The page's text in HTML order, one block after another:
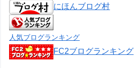
にほんブログ村
人気ブログランキング
FC2ブログランキング